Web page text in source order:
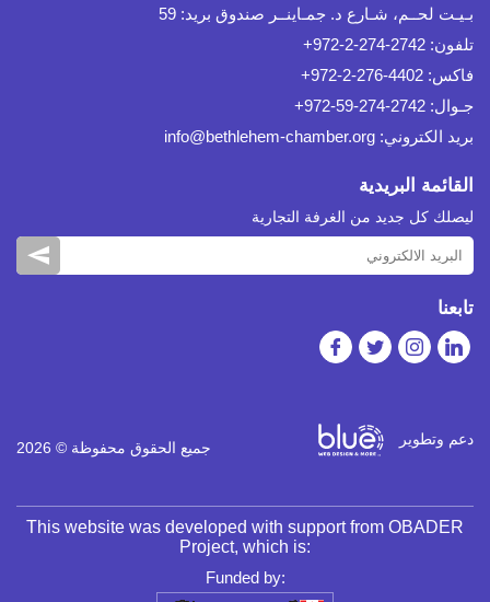
بـيـت لحــم، شـارع د. جمـاينــر صندوق بريد: 59
تلفون: 2742-274-2-972+
فاكس: 4402-276-2-972+
جـوال: 2742-274-59-972+
بريد الكتروني: info@bethlehem-chamber.org
القائمة البريدية
ليصلك كل جديد من الغرفة التجارية
تابعنا
دعم وتطوير
جميع الحقوق محفوظة © 2026
This website was developed with support from OBADER
Project, which is:
Funded by: